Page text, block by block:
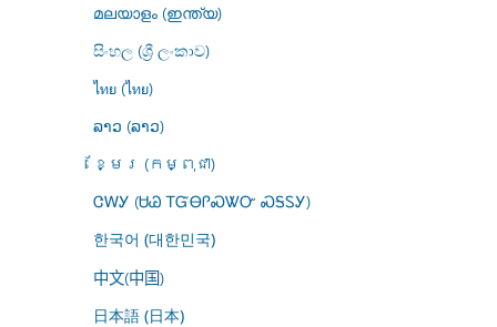
മലയാളം (ഇന്ത്യ)
සිංහල (ශ්‍රී ලංකාව)
ไทย (ไทย)
ລາວ (ລາວ)
ខ្មែរ (កម្ពុជា)
ᏣᎳᎩ (ᏌᏊ ᎢᏳᎾᎵᏍᏔᏅ ᏍᎦᏚᎩ)
한국어 (대한민국)
中文(中国)
日本語 (日本)